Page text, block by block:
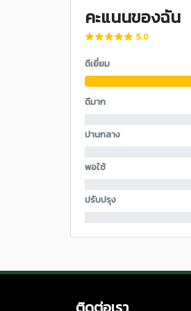
คะแนนของฉัน
5.0
ดีเยี่ยม
ดีมาก
ปานกลาง
พอใช้
ปรับปรุง